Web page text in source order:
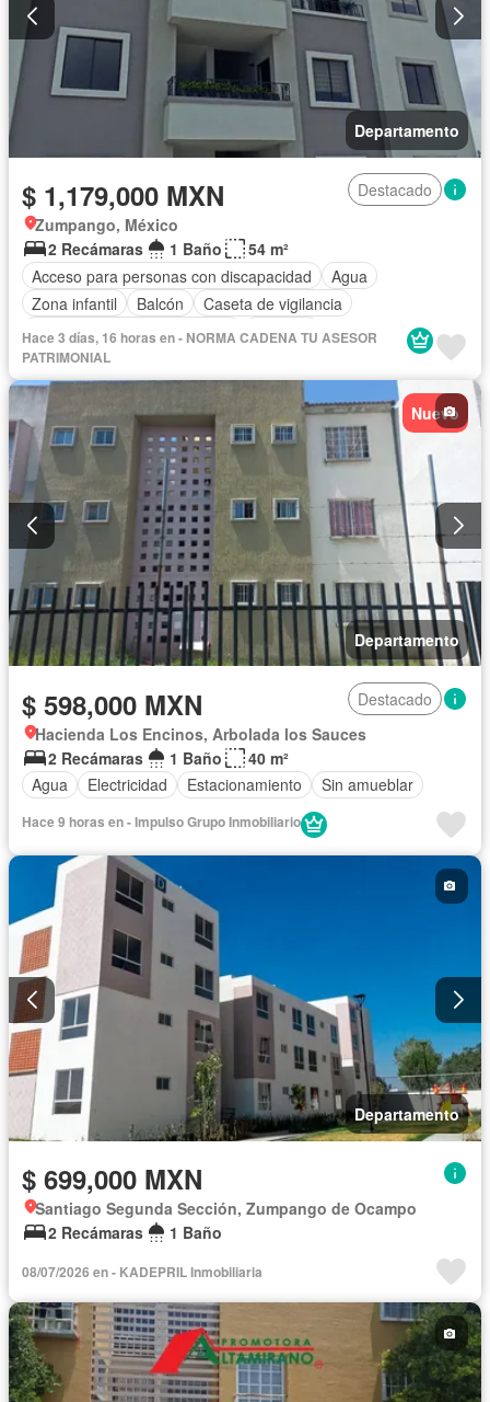
Departamento
$ 1,179,000 MXN
Destacado
Zumpango, México
2 Recámaras
1 Baño
54 m²
Acceso para personas con discapacidad
Agua
Zona infantil
Balcón
Caseta de vigilancia
Circuito cerrado de televisión
Cisterna
Cuarto de Limpieza
Electricidad
Estacionamiento
Gimnasio Internet Jacuzzi
Jardín
Despacho
Azotea Sala polivalente
Seguridad
Televisión por cable
Terraza Vista panorámica
Wifi
Zonas verdes
Sin amueblar
Hace 3 días, 16 horas en - NORMA CADENA TU ASESOR
PATRIMONIAL
Nuevo
Departamento
$ 598,000 MXN
Destacado
Hacienda Los Encinos, Arbolada los Sauces
2 Recámaras
1 Baño
40 m²
Agua
Electricidad Estacionamiento Sin amueblar
Hace 9 horas en - Impulso Grupo Inmobiliario
Departamento
$ 699,000 MXN
Santiago Segunda Sección, Zumpango de Ocampo
2 Recámaras
1 Baño
08/07/2026 en - KADEPRIL Inmobiliaria